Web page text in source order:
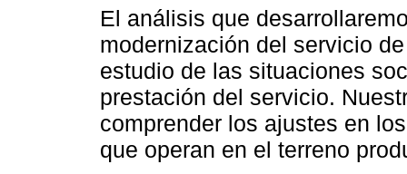
El análisis que
modernización del servicio
estudio de las situaciones
prestación del servicio.
comprender los ajustes en
que operan en el terreno